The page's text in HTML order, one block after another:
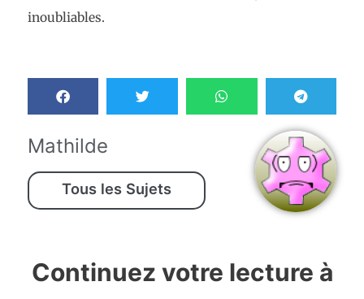
inoubliables.
Mathilde
Tous les Sujets
Continuez votre lecture à